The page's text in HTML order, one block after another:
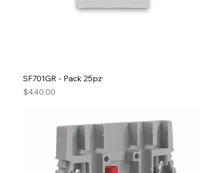
SF701GR - Pack 25pz
Precio
$440.00